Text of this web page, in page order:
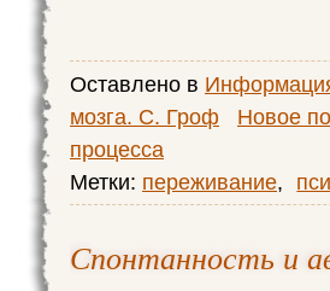
Оставлено в
мозга. С. Гроф
Новое
процесса
Метки: переживание,
Спонтанность и